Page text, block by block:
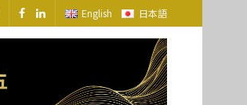
English 日本語